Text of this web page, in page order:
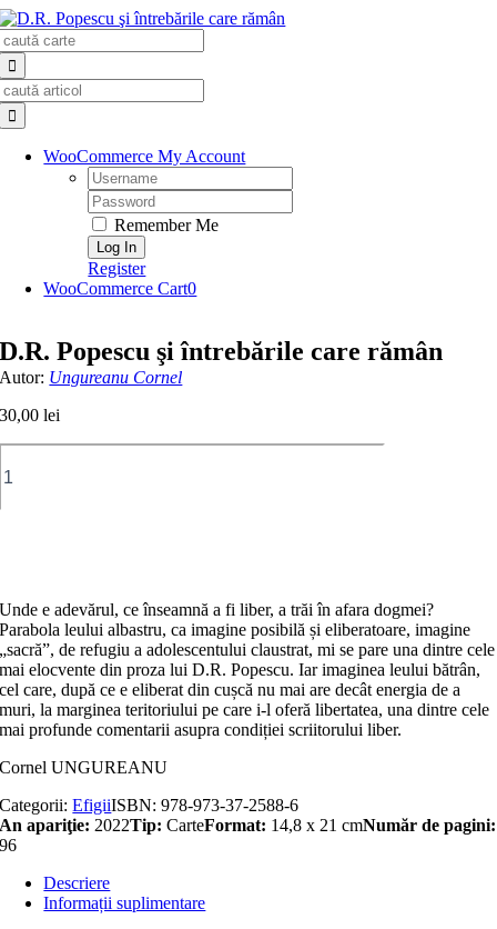
Skip
to
content
WooCommerce My Account
Username:
Password:
Remember Me
Register
WooCommerce Cart0
D.R. Popescu şi întrebările care rămân
Autor: Ungureanu Cornel
30,00lei
Unde e adevărul, ce înseamnă a fi liber, a trăi în afara dogmei?
Parabola leului albas­tru, ca imagine posibilă și elibe­ratoare, imagine
„sacră”, de refugiu a adolescentului claustrat, mi se pare una dintre cele
mai elocvente din proza lui D.R. Po­pescu. Iar imaginea leului bătrân,
cel care, după ce e eliberat din cușcă nu mai are decât energia de a
muri, la marginea teri­toriului pe care i-l oferă libertatea, una dintre cele
mai profunde comentarii asupra condiției scriitorului liber.
Cornel UNGUREANU
Categorii:EfigiiISBN:978-973-37-2588-6
An apariţie: 2022Tip: CarteFormat: 14,8 x 21 cmNumăr de pagini:
96
Descriere
Informații suplimentare